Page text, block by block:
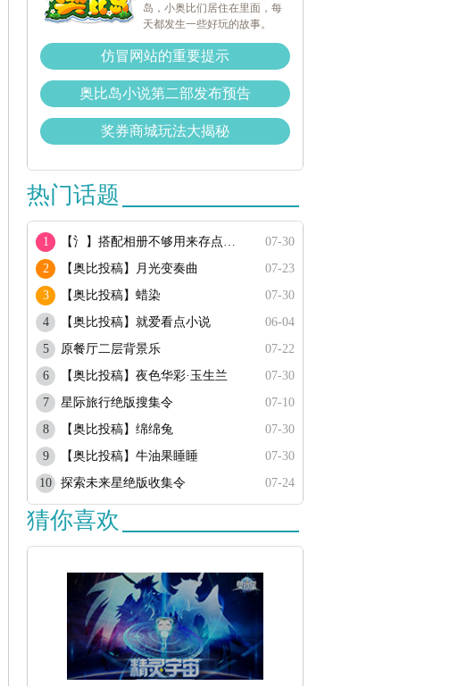
岛，小奥比们居住在里面，每
天都发生一些好玩的故事。
仿冒网站的重要提示
奥比岛小说第二部发布预告
奖券商城玩法大揭秘
热门话题
1 【氵】搭配相册不够用来存点搭配
07-30
2
【奥比投稿】月光变奏曲
07-23
3
【奥比投稿】蜡染
07-30
4
【奥比投稿】就爱看点小说
06-04
5
原餐厅二层背景乐
07-22
6
【奥比投稿】夜色华彩·玉生兰
07-30
7
星际旅行绝版搜集令
07-10
8
【奥比投稿】绵绵兔
07-30
9
【奥比投稿】牛油果睡睡
07-30
10
探索未来星绝版收集令 07-24
猜你喜欢